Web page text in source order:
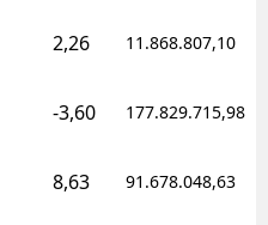
2,26 11.868.807,10
-3,60 177.829.715,98
8,63 91.678.048,63